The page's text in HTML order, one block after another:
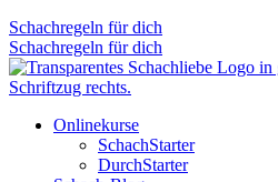
Schachregeln für dich
Schachregeln für dich
Onlinekurse
SchachStarter
DurchStarter